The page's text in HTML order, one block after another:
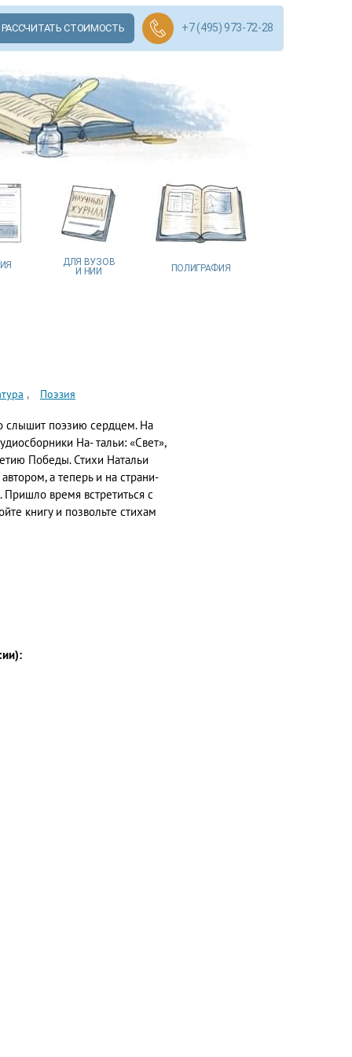
РАССЧИТАТЬ СТОИМОСТЬ +7 (495) 973-72-28
ДЛЯ ВУЗОВ
И НИИ
ПОЛИГРАФИЯ
Поэзия
слышит поэзию сердцем. На
На- тальи: «Свет»,
Победы. Стихи Натальи
а теперь и на страни-
время встретиться с
книгу и позвольте стихам